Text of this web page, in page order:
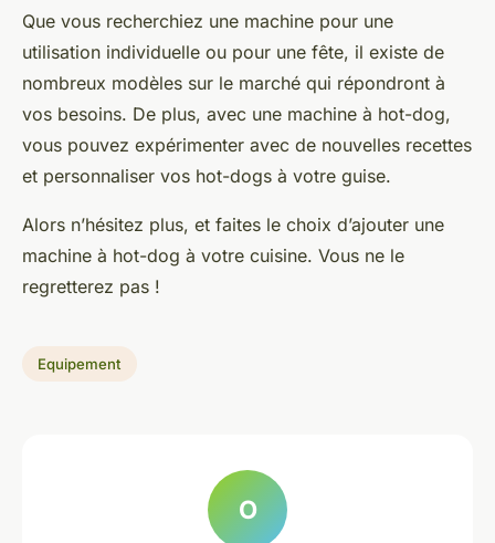
Que vous recherchiez une machine pour une
utilisation individuelle ou pour une fête, il existe de
nombreux modèles sur le marché qui répondront à
vos besoins. De plus, avec une machine à hot-dog,
vous pouvez expérimenter avec de nouvelles recettes
et personnaliser vos hot-dogs à votre guise.
Alors n’hésitez plus, et faites le choix d’ajouter une
machine à hot-dog à votre cuisine. Vous ne le
regretterez pas !
Equipement
O